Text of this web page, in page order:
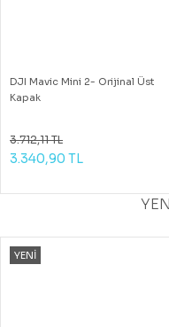
DJI Mavic Mini 2- Orijinal Üst
Kapak
3.712,11 TL
3.340,90 TL
YENİ